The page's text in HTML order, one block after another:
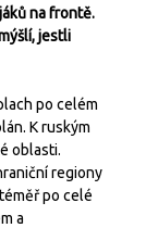
na frontě.
jestli
po celém
K ruským
oblasti.
regiony
po celé
a